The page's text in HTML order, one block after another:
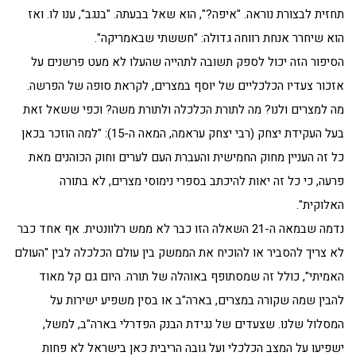
תחזית לבצורת נוראה. "איפה?", הוא שאל בבעתה. "בנגב", ענו לו. ואז
הוא שיחרר אנחת רווחה גדולה: "חששתי שבאמריקה".
הסיפור הזה יכול לספק תשובה לתהייה שהעלו לא מעט פרשנים על
אזכור צעדיו הכלכליים של יוסף במצרים, לקראת סופה של הפרשה.
מה למצרים ולנו? מה לתורת הכלכלה ולתורת משה? וכפי ששאל זאת
בעל העקידת יצחק (רבי יצחק עראמה, המאה ה-15): "למה הוזכר בכאן
כל זה העניין מחוק החמישית והעברת העם לערים וחוק הכוהנים מאת
פרעה, כי כל זה יאות להיכתב בספרי נימוסי מצרים, לא בתורה
האלוקית".
נדמה שבמאה ה-21 השאלה הזו כבר לא ממש רלוונטית. אף אחד כבר
לא צריך להסביר או להוכיח את הממשק בין עולם הכלכלה לבין "העולם
האמיתי", כולל זה שמסתופף באוהלה של תורה. היום גם קל מאוד
להבין שמה שקורה במצרים, בארה"ב או בסין משפיע ישירות על
המסלול שלנו. שצעדים של נגידת הבנק הפדרלי בארה"ב, למשל,
ישפיעו על המצב הכלכלי ועל גובה הריבית כאן בישראל לא פחות